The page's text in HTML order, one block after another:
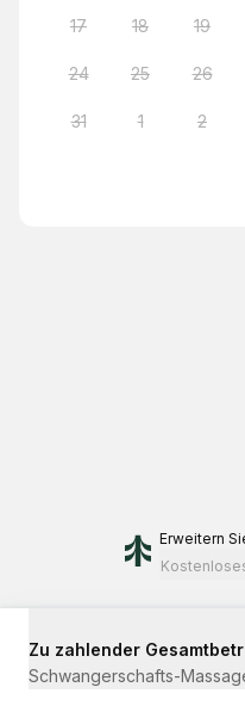
17 18 19
24 25 26
31 1 2
Erweitern
Zu zahlender
Schwangerschafts-